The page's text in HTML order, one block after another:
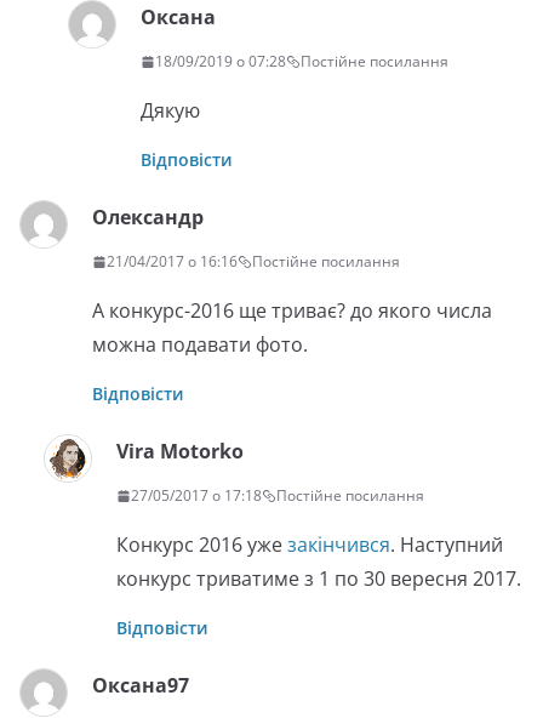
Оксана
18/09/2019 о 07:28 Постійне посилання
Дякую
Відповісти
Олександр
21/04/2017 о 16:16 Постійне посилання
А конкурс-2016 ще триває? до якого числа
можна подавати фото.
Відповісти
Vira Motorko
27/05/2017 о 17:18 Постійне посилання
Конкурс 2016 ужезакінчився. Наступний
конкурс триватиме з 1 по 30 вересня 2017.
Відповісти
Оксана97